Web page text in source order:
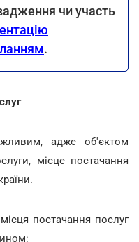
чи участь
.
адже об'єктом
місце постачання
постачання послуг